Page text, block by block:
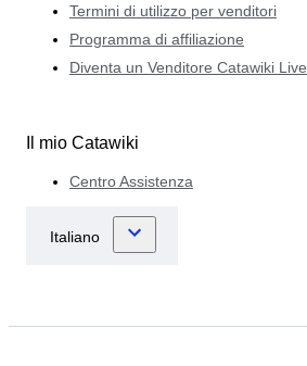
Termini di utilizzo per venditori
Programma di affiliazione
Diventa un Venditore Catawiki Live
Il mio Catawiki
Centro Assistenza